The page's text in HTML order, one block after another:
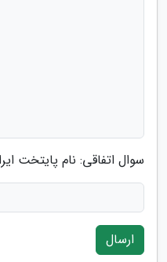
سوال اتفاقی: نام پایتخت
ارسال